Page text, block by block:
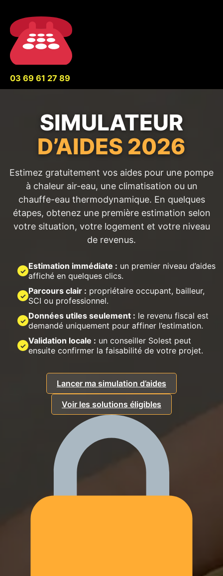
contenu
03 69 61 27 89
SIMULATEUR
D’AIDES 2026
Estimez gratuitement vos aides pour une pompe
à chaleur air-eau, une climatisation ou un
chauffe-eau thermodynamique. En quelques
étapes, obtenez une première estimation selon
votre situation, votre logement et votre niveau
de revenus.
✓ Estimation immédiate : un premier niveau d’aides
affiché en quelques clics.
✓ Parcours clair : propriétaire occupant, bailleur,
SCI ou professionnel.
✓ Données utiles seulement : le revenu fiscal est
demandé uniquement pour affiner l’estimation.
✓ Validation locale : un conseiller Solest peut
ensuite confirmer la faisabilité de votre projet.
Lancer ma simulation d’aides
Voir les solutions éligibles